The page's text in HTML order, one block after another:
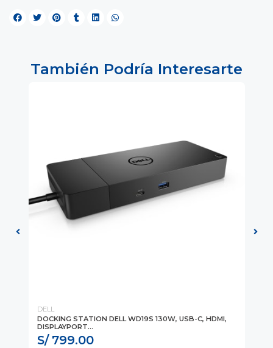
También Podría Interesarte
DELL
DOCKING STATION DELL WD19S 130W, USB-C, HDMI,
DISPLAYPORT...
S/ 799.00